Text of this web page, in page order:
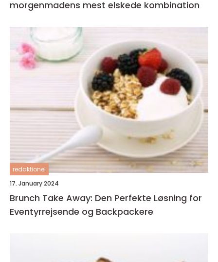
morgenmadens mest elskede kombination
redaktionel
17. January 2024
Brunch Take Away: Den Perfekte Løsning for
Eventyrrejsende og Backpackere